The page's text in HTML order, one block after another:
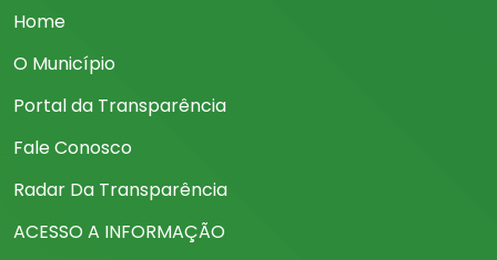
Home
O Município
Portal da Transparência
Fale Conosco
Radar Da Transparência
ACESSO A INFORMAÇÃO